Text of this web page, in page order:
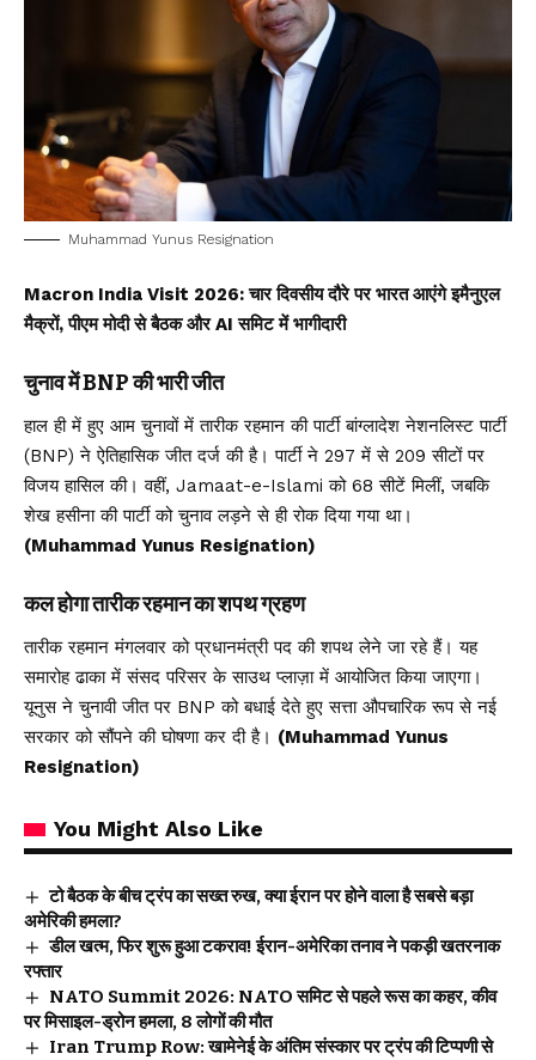
Muhammad Yunus Resignation
Macron India Visit 2026: चार दिवसीय दौरे पर भारत आएंगे इमैनुएल
मैक्रों, पीएम मोदी से बैठक और AI समिट में भागीदारी
चुनाव में BNP की भारी जीत
हाल ही में हुए आम चुनावों में तारीक रहमान की पार्टीबांग्लादेश नेशनलिस्ट पार्टी
(BNP) ने ऐतिहासिक जीत दर्ज की है। पार्टी ने 297 में से 209 सीटों पर
विजय हासिल की। वहीं, Jamaat-e-Islami को 68 सीटें मिलीं, जबकि
शेख हसीना की पार्टी को चुनाव लड़ने से ही रोक दिया गया था।
(Muhammad Yunus Resignation)
कल होगा तारीक रहमान का शपथ ग्रहण
तारीक रहमान मंगलवार को प्रधानमंत्री पद की शपथ लेने जा रहे हैं। यह
समारोह ढाका में संसद परिसर के साउथ प्लाज़ा में आयोजित किया जाएगा।
यूनुस ने चुनावी जीत पर BNP को बधाई देते हुए सत्ता औपचारिक रूप से नई
सरकार को सौंपने की घोषणा कर दी है। (Muhammad Yunus
Resignation)
You Might Also Like
टो बैठक के बीच ट्रंप का सख्त रुख, क्या ईरान पर होने वाला है सबसे बड़ा
अमेरिकी हमला?
डील खत्म, फिर शुरू हुआ टकराव! ईरान-अमेरिका तनाव ने पकड़ी खतरनाक
रफ्तार
NATO Summit 2026: NATO समिट से पहले रूस का कहर, कीव
पर मिसाइल-ड्रोन हमला, 8 लोगों की मौत
Iran Trump Row: खामेनेई के अंतिम संस्कार पर ट्रंप की टिप्पणी से